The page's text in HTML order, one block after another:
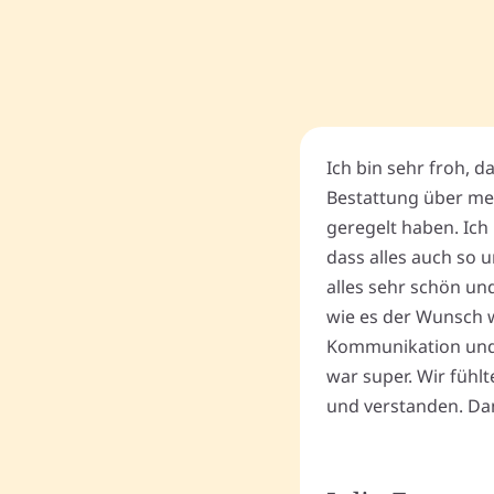
Ich bin sehr froh,
Bestattung über
geregelt haben.
dass alles auch so
alles sehr schön
wie es der Wunsch
Kommunikation
war super. Wir
und verstanden.